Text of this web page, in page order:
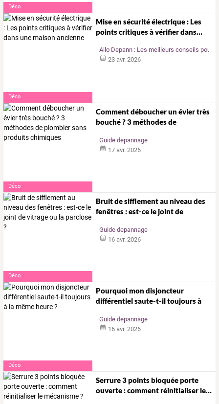
Déco
Déco
Miseen sécuritéélectrique:Les
pointscritiquesàvérifierdans…
Allo Depann : Les meilleurs conseils pour
23 avr. 2026
Déco
Commentdéboucherun éviertrès
bouché?3méthodesde
Guide depannage
17 avr. 2026
Déco
Bruitdesifflementau niveau des
fenêtres:est-ce lejointde
Guide depannage
16 avr. 2026
Déco
Pourquoimon disjoncteur
différentielsaute-t-iltoujoursà
Guide depannage
16 avr. 2026
Serrure3pointsbloquéeporte
ouverte:commentréinitialiser le…